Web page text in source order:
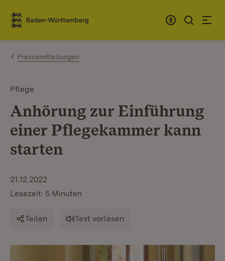
Zum Inhalt springen
Link zur Startseite
Pressemitteilungen
Pflege
Anhörung zur Einführung
einer Pflegekammer kann
starten
21.12.2022
Lesezeit: 5 Minuten
Teilen Text vorlesen